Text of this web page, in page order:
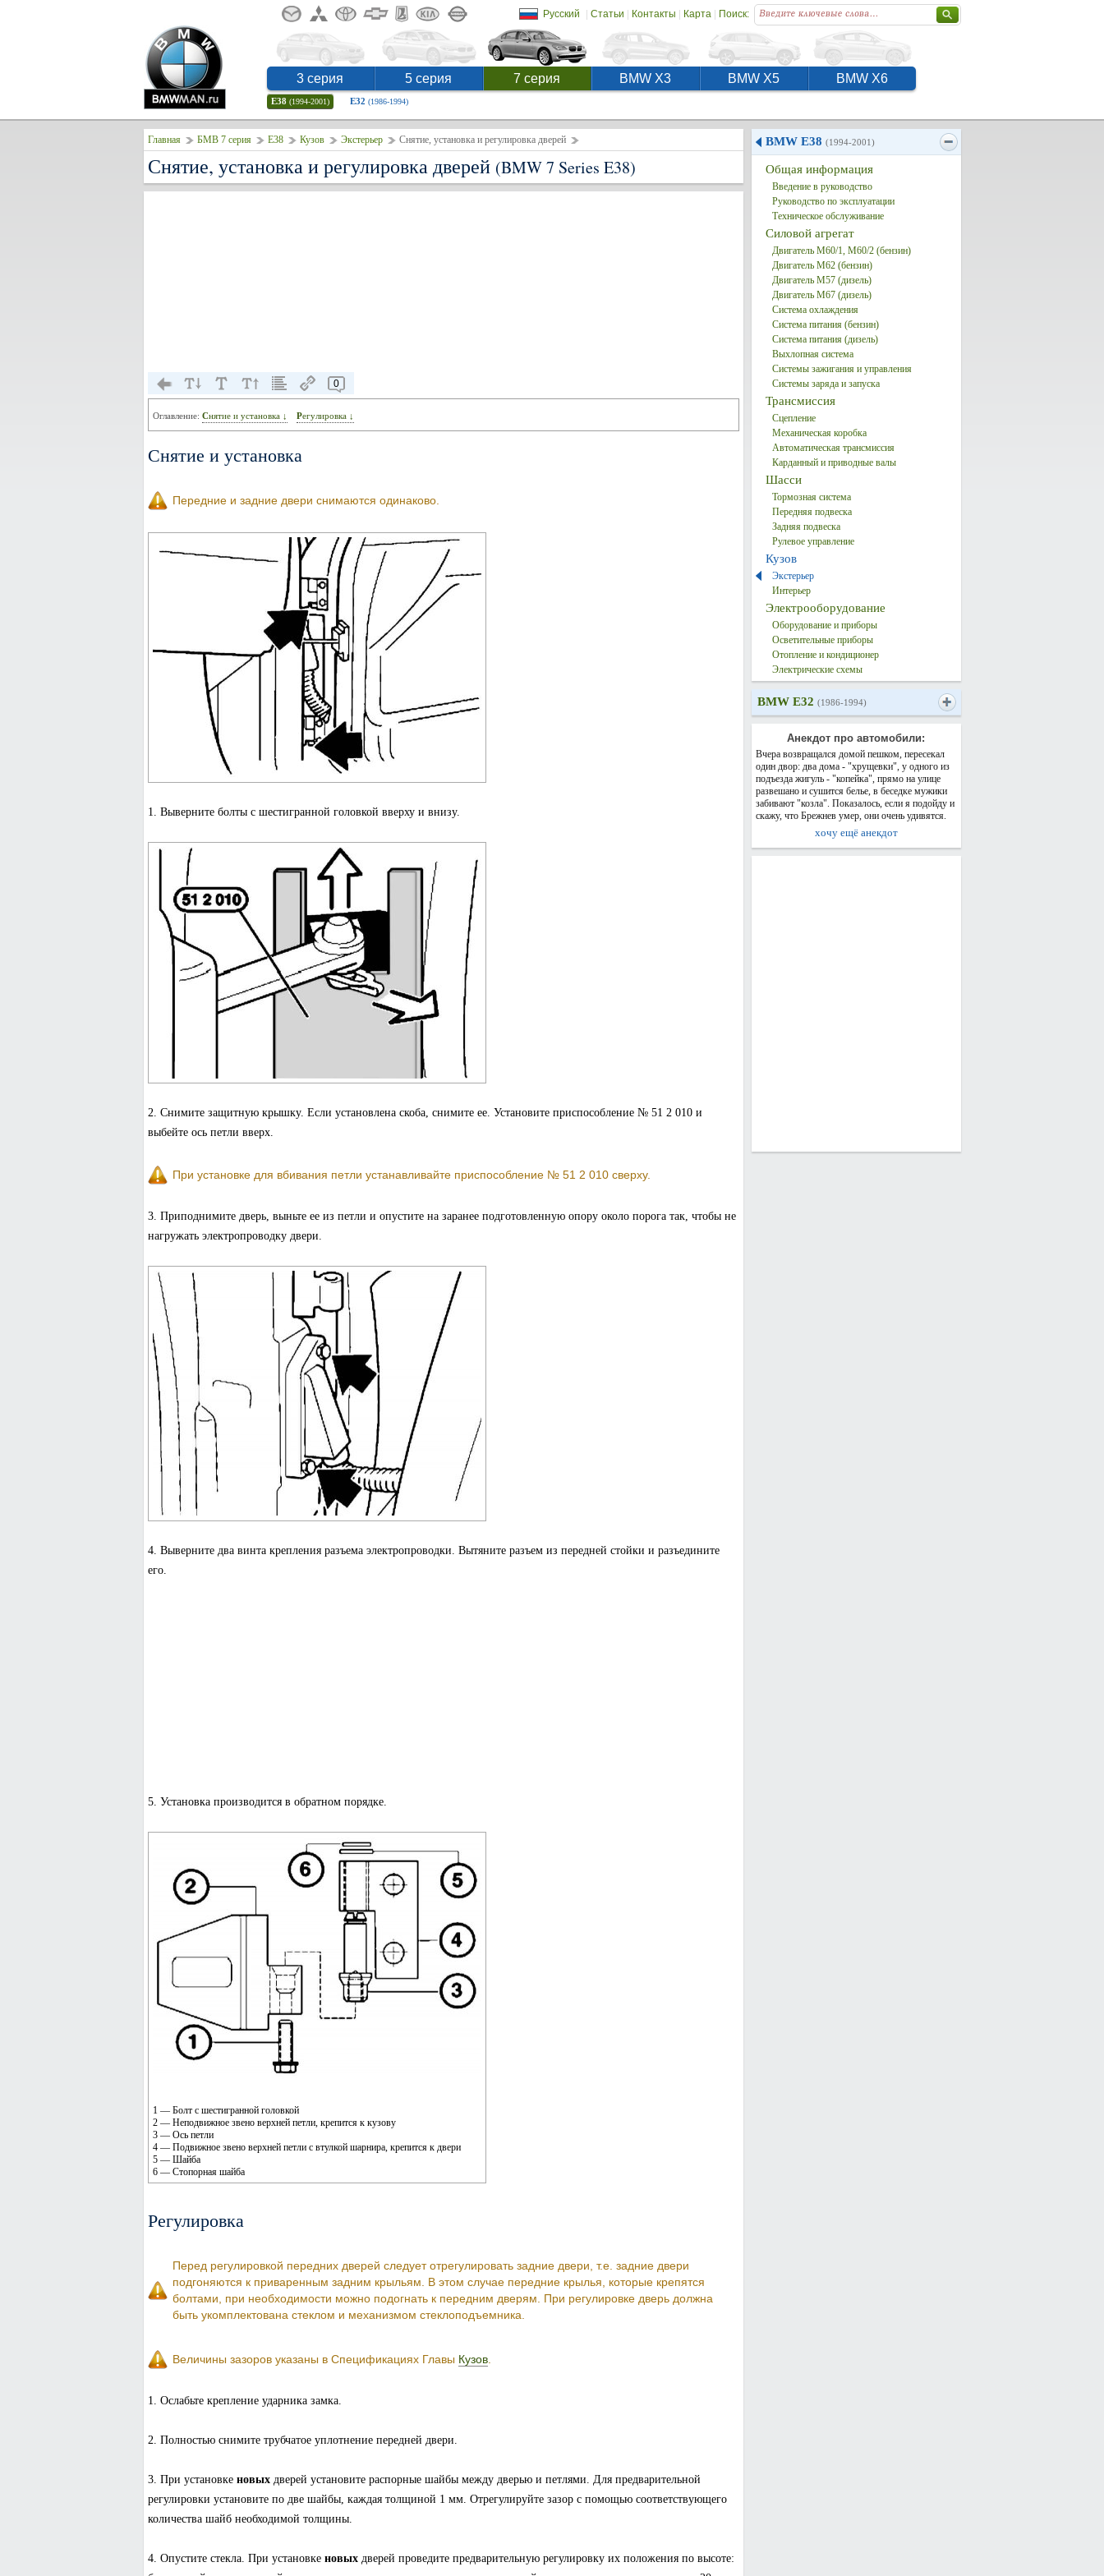
Русский | Статьи | Контакты | Карта| Поиск:
3 серия 5 серия 7 серия BMW X3 BMW X5 BMW X6
E38 (1994-2001) E32 (1986-1994)
Главная БМВ 7 серия E38 Кузов Экстерьер Снятие, установка и регулировка дверей
Снятие, установка и регулировка дверей (BMW 7 Series E38)
0
Оглавление: Снятие и установка ↓ Регулировка ↓
Снятие и установка
Передние и задние двери снимаются одинаково.
1. Выверните болты с шестигранной головкой вверху и внизу.
2. Снимите защитную крышку. Если установлена скоба, снимите ее. Установите приспособление № 51 2 010 и
выбейте ось петли вверх.
При установке для вбивания петли устанавливайте приспособление № 51 2 010 сверху.
3. Приподнимите дверь, выньте ее из петли и опустите на заранее подготовленную опору около порога так, чтобы не
нагружать электропроводку двери.
4. Выверните два винта крепления разъема электропроводки. Вытяните разъем из передней стойки и разъедините
его.
5. Установка производится в обратном порядке.
1 — Болт с шестигранной головкой
2 — Неподвижное звено верхней петли, крепится к кузову
3 — Ось петли
4 — Подвижное звено верхней петли с втулкой шарнира, крепится к двери
5 — Шайба
6 — Стопорная шайба
Регулировка
Перед регулировкой передних дверей следует отрегулировать задние двери, т.е. задние двери
подгоняются к приваренным задним крыльям. В этом случае передние крылья, которые крепятся
болтами, при необходимости можно подогнать к передним дверям. При регулировке дверь должна
быть укомплектована стеклом и механизмом стеклоподъемника.
Величины зазоров указаны в Спецификациях Главы Кузов.
1. Ослабьте крепление ударника замка.
2. Полностью снимите трубчатое уплотнение передней двери.
3. При установке новыхдверей установите распорные шайбы между дверью и петлями. Для предварительной
регулировки установите по две шайбы, каждая толщиной 1 мм. Отрегулируйте зазор с помощью соответствующего
количества шайб необходимой толщины.
4. Опустите стекла. При установке новыхдверей проведите предварительную регулировку их положения по высоте:
BMW E38 (1994-2001)
Общая информация
Введение в руководство
Руководство по эксплуатации
Техническое обслуживание
Силовой агрегат
Двигатель M60/1, M60/2 (бензин)
Двигатель M62 (бензин)
Двигатель M57 (дизель)
Двигатель M67 (дизель)
Система охлаждения
Система питания (бензин)
Система питания (дизель)
Выхлопная система
Системы зажигания и управления
Системы заряда и запуска
Трансмиссия
Сцепление
Механическая коробка
Автоматическая трансмиссия
Карданный и приводные валы
Шасси
Тормозная система
Передняя подвеска
Задняя подвеска
Рулевое управление
Кузов
Экстерьер
Интерьер
Электрооборудование
Оборудование и приборы
Осветительные приборы
Отопление и кондиционер
Электрические схемы
BMW E32 (1986-1994)
Анекдот про автомобили:
Вчера возвращался домой пешком, пересекал
один двор: два дома - "хрущевки", у одного из
подъезда жигуль - "копейка", прямо на улице
развешано и сушится белье, в беседке мужики
забивают "козла". Показалось, если я подойду и
скажу, что Брежнев умер, они очень удивятся.
хочу ещё анекдот